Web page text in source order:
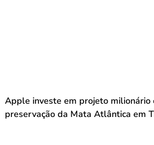
Apple investe em projeto milionário
preservação da Mata Atlântica em